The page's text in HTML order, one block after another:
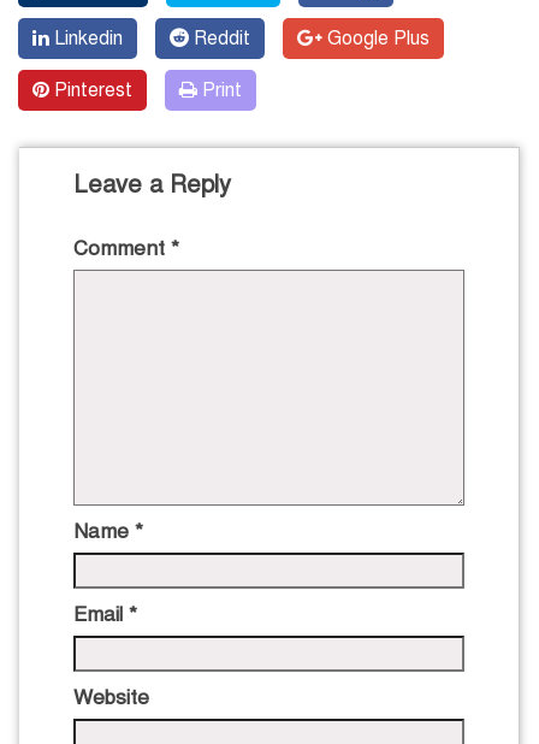
Linkedin Reddit Google Plus
Pinterest Print
Leave a Reply
Comment *
Name *
Email *
Website